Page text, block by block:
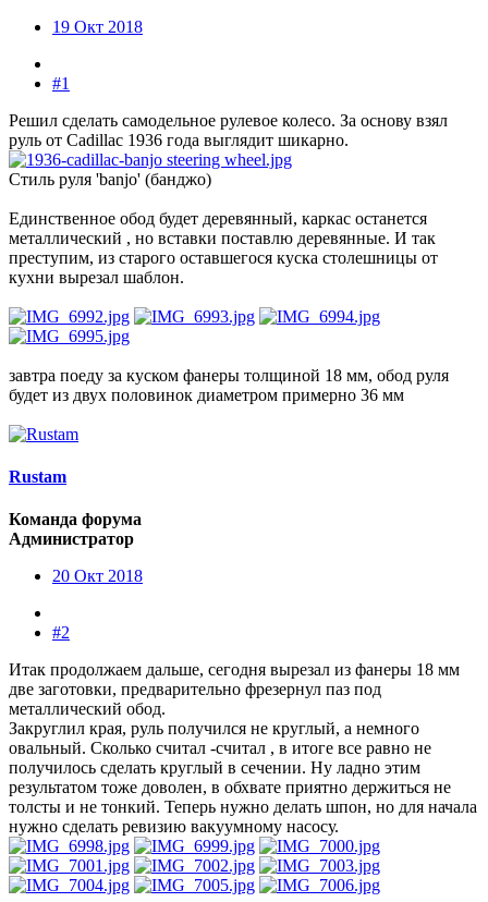
19 Окт 2018
#1
Решил сделать самодельное рулевое колесо. За основу взял
руль от Cadillac 1936 года выглядит шикарно.
Стиль руля 'banjo' (банджо)
Единственное обод будет деревянный, каркас останется
металлический , но вставки поставлю деревянные. И так
преступим, из старого оставшегося куска столешницы от
кухни вырезал шаблон.
завтра поеду за куском фанеры толщиной 18 мм, обод руля
будет из двух половинок диаметром примерно 36 мм
Rustam
Команда форума
Администратор
20 Окт 2018
#2
Итак продолжаем дальше, сегодня вырезал из фанеры 18 мм
две заготовки, предварительно фрезернул паз под
металлический обод.
Закруглил края, руль получился не круглый, а немного
овальный. Сколько считал -считал , в итоге все равно не
получилось сделать круглый в сечении. Ну ладно этим
результатом тоже доволен, в обхвате приятно держиться не
толсты и не тонкий. Теперь нужно делать шпон, но для начала
нужно сделать ревизию вакуумному насосу.